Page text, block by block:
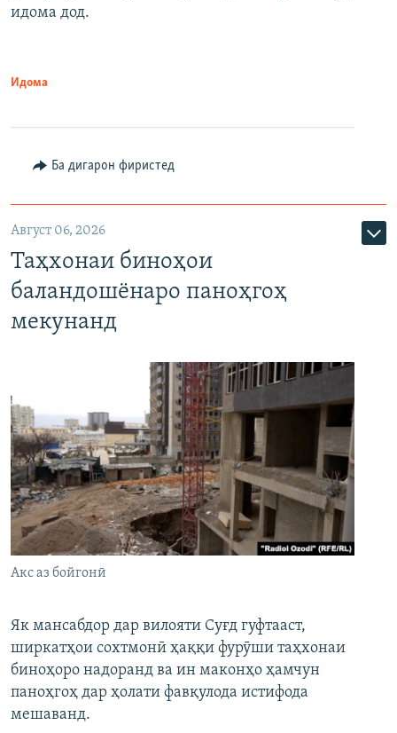
идома дод.
Идома
Ба дигарон фиристед
Август 06, 2026
Таҳхонаи биноҳои
баландошёнаро паноҳгоҳ
мекунанд
Акс аз бойгонӣ
Як мансабдор дар вилояти Суғд гуфтааст,
ширкатҳои сохтмонӣ ҳаққи фурӯши таҳхонаи
биноҳоро надоранд ва ин маконҳо ҳамчун
паноҳгоҳ дар ҳолати фавқулода истифода
мешаванд.